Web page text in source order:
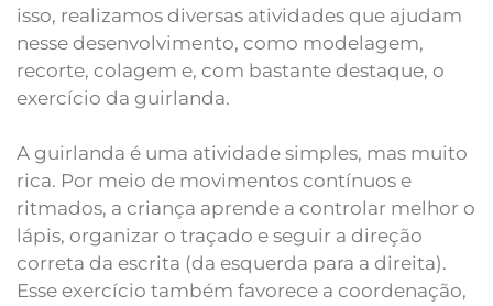
isso, realizamos diversas atividades que ajudam
nesse desenvolvimento, como modelagem,
recorte, colagem e, com bastante destaque, o
exercício da guirlanda.
A guirlanda é uma atividade simples, mas muito
rica. Por meio de movimentos contínuos e
ritmados, a criança aprende a controlar melhor o
lápis, organizar o traçado e seguir a direção
correta da escrita (da esquerda para a direita).
Esse exercício também favorece a coordenação,